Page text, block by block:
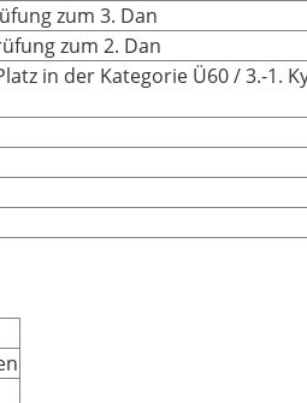
zum 3. Dan
zum 2. Dan
in der Kategorie Ü60 / 3.-1.